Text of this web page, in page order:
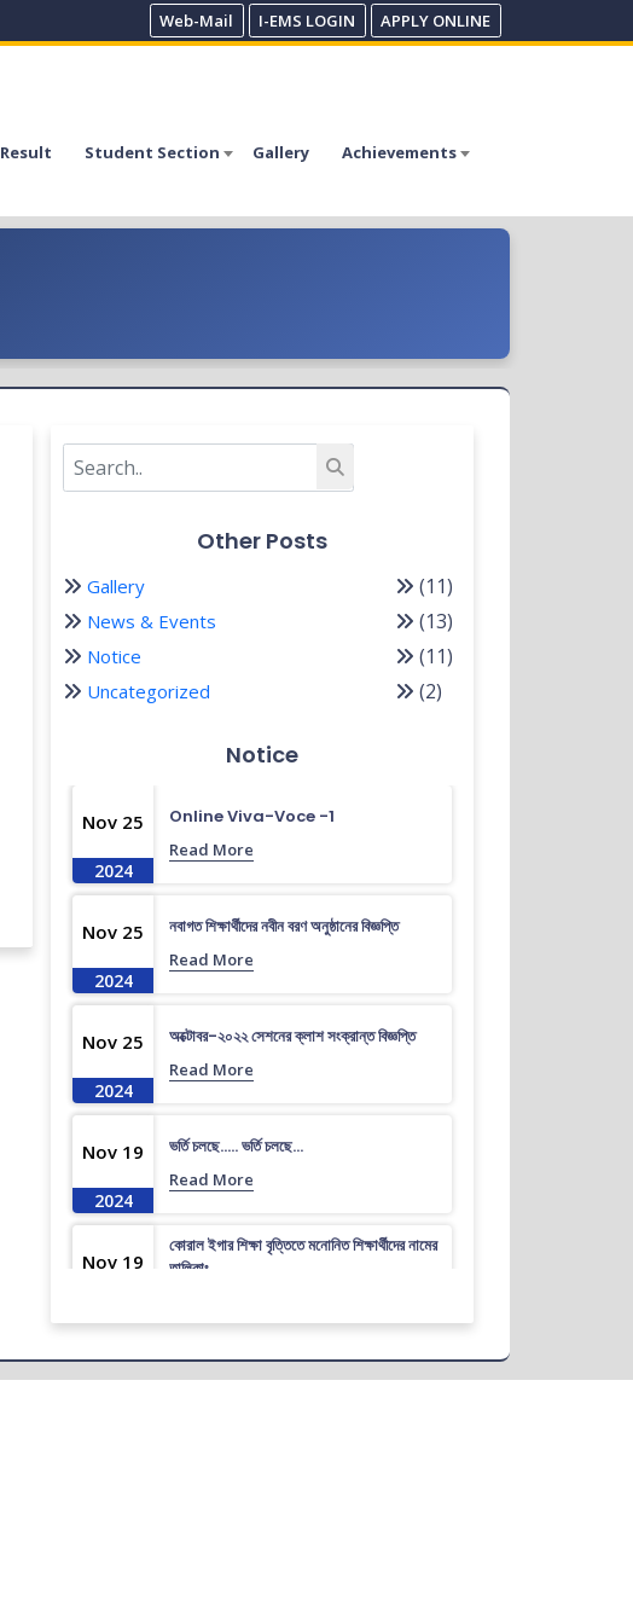
Web-Mail I-EMS LOGIN APPLY ONLINE
Result Student Section Gallery
Achievements
Other Posts
Gallery (11)
News & Events (13)
Notice (11)
Uncategorized (2)
Notice
Nov 25
2024
Online Viva-Voce -1
Read More
Nov 25
2024
নবাগত শিক্ষার্থীদের নবীন বরণ অনুষ্ঠানের বিজ্ঞপ্তি
Read More
Nov 25
2024
অক্টোবর-২০২২ সেশনের ক্লাশ সংক্রান্ত বিজ্ঞপ্তি
Read More
Nov 19
2024
ভর্তি চলছে….. ভর্তি চলছে…
Read More
Nov 19
কোরাল ইগার শিক্ষা বৃত্তিতে মনোনিত শিক্ষার্থীদের নামের
তালিকাঃ
ধূমপান, পান সেবন করা ও মাদক সেবন করা সম্পূর্ণ নিষিদ্ধ।